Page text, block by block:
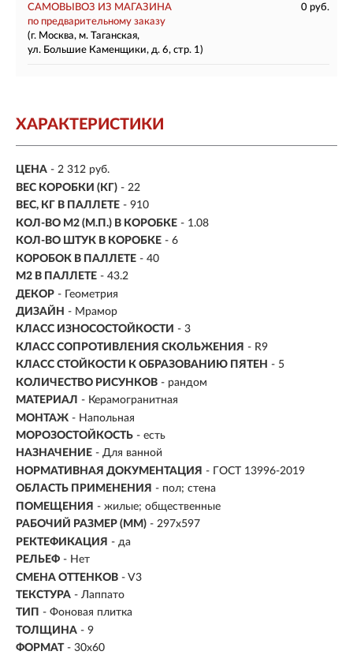
САМОВЫВОЗ ИЗ МАГАЗИНА
0 руб.
по предварительному заказу
(г. Москва, м. Таганская,
ул. Большие Каменщики, д. 6, стр. 1)
ХАРАКТЕРИСТИКИ
ЦЕНА - 2 312 руб.
ВЕС КОРОБКИ (КГ) - 22
ВЕС, КГ В ПАЛЛЕТЕ - 910
КОЛ-ВО М2 (М.П.) В КОРОБКЕ - 1.08
КОЛ-ВО ШТУК В КОРОБКЕ - 6
КОРОБОК В ПАЛЛЕТЕ - 40
М2 В ПАЛЛЕТЕ - 43.2
ДЕКОР - Геометрия
ДИЗАЙН - Мрамор
КЛАСС ИЗНОСОСТОЙКОСТИ - 3
КЛАСС СОПРОТИВЛЕНИЯ СКОЛЬЖЕНИЯ - R9
КЛАСС СТОЙКОСТИ К ОБРАЗОВАНИЮ ПЯТЕН - 5
КОЛИЧЕСТВО РИСУНКОВ - рандом
МАТЕРИАЛ - Керамогранитная
МОНТАЖ - Напольная
МОРОЗОСТОЙКОСТЬ - есть
НАЗНАЧЕНИЕ - Для ванной
НОРМАТИВНАЯ ДОКУМЕНТАЦИЯ - ГОСТ 13996-2019
ОБЛАСТЬ ПРИМЕНЕНИЯ - пол; стена
ПОМЕЩЕНИЯ - жилые; общественные
РАБОЧИЙ РАЗМЕР (ММ) - 297x597
РЕКТЕФИКАЦИЯ - да
РЕЛЬЕФ - Нет
СМЕНА ОТТЕНКОВ - V3
ТЕКСТУРА - Лаппато
ТИП - Фоновая плитка
ТОЛЩИНА - 9
ФОРМАТ - 30x60